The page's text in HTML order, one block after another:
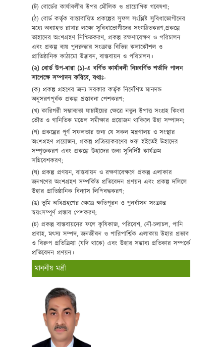
(ট) বোর্ডের কার্যাবলীর উপর মৌলিক ও প্রায়োগিক গবেষণা;
(ঠ) বোর্ড কর্তৃক বাস্তাবায়িত প্রকল্পের সুফল সংশ্লিষ্ট সুবিধাভোগীদের
মধ্যে অব্যাহত রাখার লক্ষ্যে সুবিধাভোগীদের সংগঠিতকরণ,প্রকল্পে
তাহাদের অংশগ্রহণ নিশ্চিতকরণ, প্রকল্প রক্ষণাবেক্ষণ ও পরিচালন
এবং প্রকল্প ব্যয় পুনরুদ্ধার সংক্রান্ত বিভিন্ন কলাকৌশল ও
প্রাতিষ্ঠানিক কাঠামো উদ্ভাবন, বাস্তবায়ন ও পরিচালন।
(২) বোর্ড উপ-ধারা (১)-এ বর্ণিত কার্যাবলী নিম্নবর্ণিত শর্তাদি পালন
সাপেক্ষে সম্পাদন করিবে, যথাঃ-
(ক) প্রকল্প গ্রহণের জন্য সরকার কর্তৃক নির্দেশিত মানদন্ড
অনুসরণপূর্বক প্রকল্প প্রস্তাবনা পেশকরণ;
(খ) কারিগরী সম্ভাব্যতা যাচাইয়ের ক্ষেত্রে নতুন উপাত্ত সংগ্রহ কিংবা
ভৌত ও গানিতিক মডেল সমীক্ষার প্রয়োজন থাকিলে উহা সম্পাদন;
(গ) প্রকল্পের পূর্ণ সফলতার জন্য যে সকল মন্ত্রণালয় ও সংস্থার
অংশগ্রহণ প্রয়োজন, প্রকল্প প্রক্রিয়াকরণের শুরু হইতেই উহাদের
সম্পৃক্তকরণ এবং প্রকল্পে উহাদের জন্য সুনির্দিষ্ট কার্যক্রম
সন্নিবেশকরণ;
(ঘ) প্রকল্প প্রণয়ন, বাস্তবায়ন ও রক্ষণাবেক্ষণে প্রকল্প এলাকার
জনগণের অংশগ্রহণ সম্পর্কিত প্রতিবেদন প্রণয়ন এবং প্রকল্প দলিলে
উহার প্রাতিষ্ঠানিক বিন্যাস লিপিবদ্ধকরণ;
(ঙ) ভূমি অধিগ্রহণের ক্ষেত্রে ক্ষতিপূরন ও পুনর্বাসন সংক্রান্ত
স্বয়ংসম্পূর্ণ প্রস্তাব পেশকরণ;
(চ) প্রকল্প বাস্তবায়নের ফলে কৃষিকাজ, পরিবেশ, নৌ-চলাচল, পানি
প্রবাহ, মৎস্য সম্পদ, জনজীবন ও পারিপার্শ্বিক এলাকায় উহার প্রভাব
ও বিরুপ প্রতিক্রিয়া (যদি থাকে) এবং উহার সম্ভাব্য প্রতিকার সম্পর্কে
প্রতিবেদন প্রণয়ন।
মাননীয় মন্ত্রী